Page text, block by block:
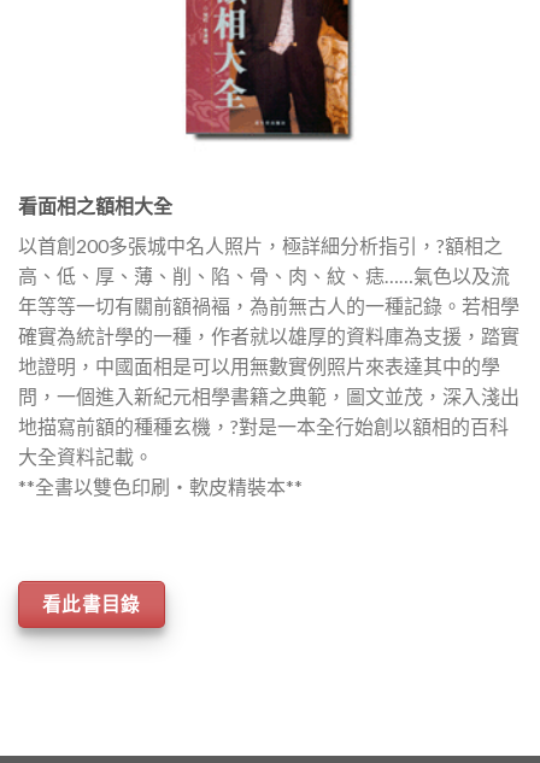
看面相之額相大全
以首創200多張城中名人照片，極詳細分析指引，?額相之
高、低、厚、薄、削、陷、骨、肉、紋、痣……氣色以及流
年等等一切有關前額禍褔，為前無古人的一種記錄。若相學
確實為統計學的一種，作者就以雄厚的資料庫為支援，踏實
地證明，中國面相是可以用無數實例照片來表達其中的學
問，一個進入新紀元相學書籍之典範，圖文並茂，深入淺出
地描寫前額的種種玄機，?對是一本全行始創以額相的百科
大全資料記載。
**全書以雙色印刷‧軟皮精裝本**
看此書目錄